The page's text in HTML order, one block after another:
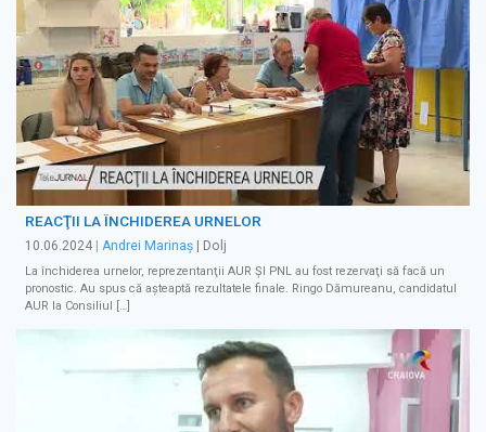
REACŢII LA ÎNCHIDEREA URNELOR
10.06.2024 | Andrei Marinaș | Dolj
La închiderea urnelor, reprezentanţii AUR ŞI PNL au fost rezervaţi să facă un
pronostic. Au spus că așteaptă rezultatele finale. Ringo Dămureanu, candidatul
AUR la Consiliul […]